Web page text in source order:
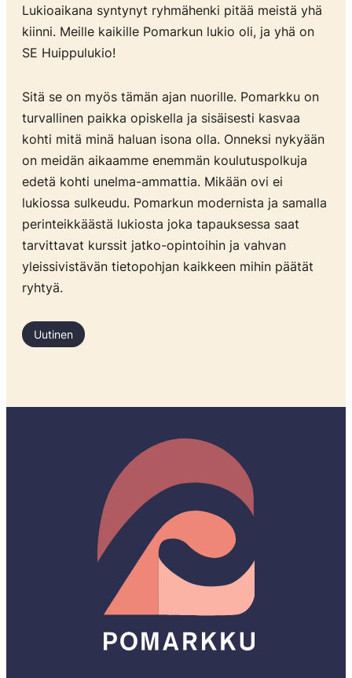
Lukioaikana syntynyt ryhmähenki pitää meistä yhä
kiinni. Meille kaikille Pomarkun lukio oli, ja yhä on
SE Huippulukio!
Sitä se on myös tämän ajan nuorille. Pomarkku on
turvallinen paikka opiskella ja sisäisesti kasvaa
kohti mitä minä haluan isona olla. Onneksi nykyään
on meidän aikaamme enemmän koulutuspolkuja
edetä kohti unelma-ammattia. Mikään ovi ei
lukiossa sulkeudu. Pomarkun modernista ja samalla
perinteikkäästä lukiosta joka tapauksessa saat
tarvittavat kurssit jatko-opintoihin ja vahvan
yleissivistävän tietopohjan kaikkeen mihin päätät
ryhtyä.
Uutinen